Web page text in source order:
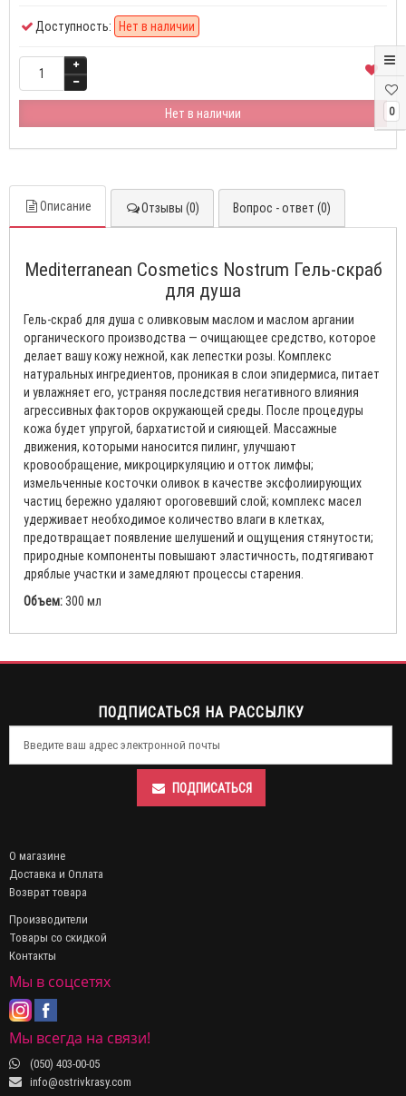
0
Доступность: Нет в наличии
Нет в наличии
Описание Отзывы (0) Вопрос - ответ (0)
Mediterranean Cosmetics Nostrum Гель-скраб
для душа
Гель-скраб для душа с оливковым маслом и маслом аргании
органического производства — очищающее средство, которое
делает вашу кожу нежной, как лепестки розы. Комплекс
натуральных ингредиентов, проникая в слои эпидермиса, питает
и увлажняет его, устраняя последствия негативного влияния
агрессивных факторов окружающей среды. После процедуры
кожа будет упругой, бархатистой и сияющей. Массажные
движения, которыми наносится пилинг, улучшают
кровообращение, микроциркуляцию и отток лимфы;
измельченные косточки оливок в качестве эксфолиирующих
частиц бережно удаляют ороговевший слой; комплекс масел
удерживает необходимое количество влаги в клетках,
предотвращает появление шелушений и ощущения стянутости;
природные компоненты повышают эластичность, подтягивают
дряблые участки и замедляют процессы старения.
Объем: 300 мл
ПОДПИСАТЬСЯ НА РАССЫЛКУ
ПОДПИСАТЬСЯ
О магазине
Доставка и Оплата
Возврат товара
Производители
Товары со скидкой
Контакты
Мы в соцсетях
Мы всегда на связи!
(050) 403-00-05
info@ostrivkrasy.com